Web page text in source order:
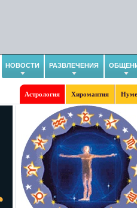
НОВОСТИ РАЗВЛЕЧЕНИЯ
Астрология Хиромантия